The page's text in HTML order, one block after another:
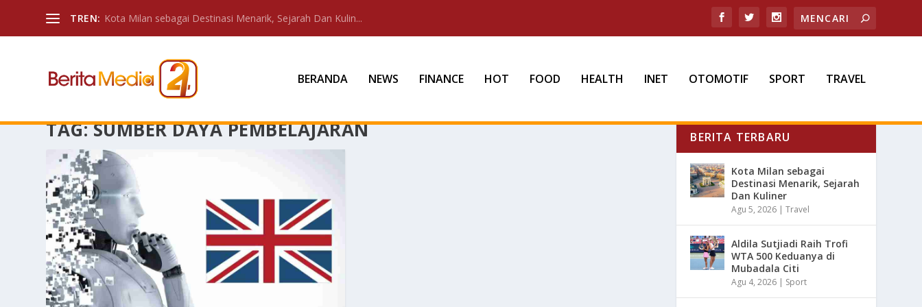
TREN: Kota Milan sebagai Destinasi Menarik, Sejarah Dan Kulin...
BERANDA NEWS FINANCE HOT FOOD HEALTH INET OTOMOTIF SPORT TRAVEL
TAG:SUMBER DAYA PEMBELAJARAN BERITA TERBARU
Kota Milan sebagai
Destinasi Menarik, Sejarah
Dan Kuliner
Agu 5, 2026 |Travel
Aldila Sutjiadi Raih Trofi
WTA 500 Keduanya di
Mubadala Citi
Agu 4, 2026 | Sport